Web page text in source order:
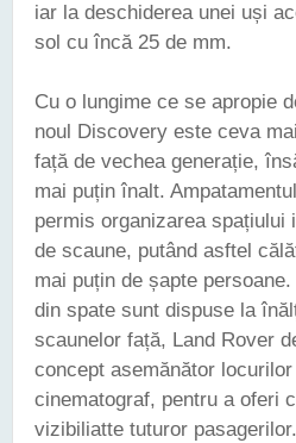
iar la deschiderea unei uși
sol cu încă 25 de mm.
Cu o lungime ce se apropie
noul Discovery este ceva
față de vechea generație,
mai puțin înalt.
permis organizarea spațiului
de scaune, putând asftel
mai puțin de șapte
din spate sunt dispuse la
scaunelor față, Land Rover
concept asemănător
cinematograf, pentru a oferi
vizibiliatte tuturor pasagerilor.